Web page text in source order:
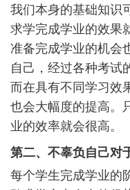
我们本身的基础知识
求学完成学业的效果
准备完成学业的机会
自己，经过各种考试
而在具有不同学习效
也会大幅度的提高。
业的效率就会很高。
第二、不辜负自己对
每个学生完成学业的